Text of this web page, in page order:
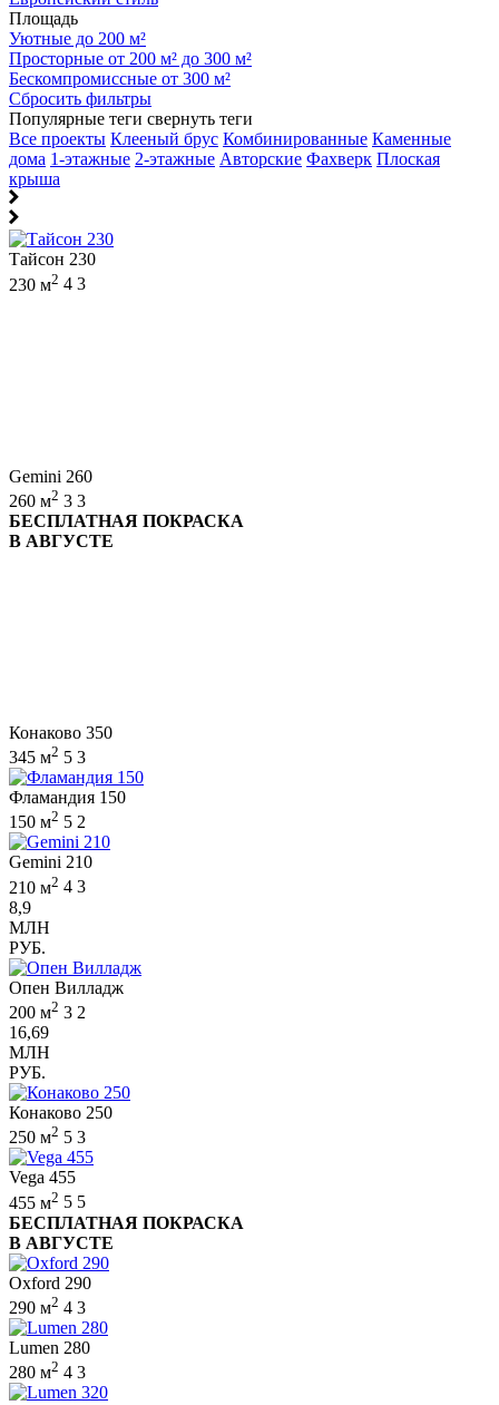
Площадь
Уютные до 200 м²
Просторные от 200 м² до 300 м²
Бескомпромиссные от 300 м²
Сбросить фильтры
Популярные теги свернуть теги
Все проекты Клееный брус Комбинированные Каменные
дома 1-этажные 2-этажные Авторские Фахверк Плоская
крыша
Тайсон 230
230 м2 4 3
Gemini 260
260 м2 3 3
БЕСПЛАТНАЯ ПОКРАСКА
В АВГУСТЕ
Конаково 350
345 м2 5 3
Фламандия 150
150 м2 5 2
Gemini 210
210 м2 4 3
8,9
МЛН
РУБ.
Опен Вилладж
200 м2 3 2
16,69
МЛН
РУБ.
Конаково 250
250 м2 5 3
Vega 455
455 м2 5 5
БЕСПЛАТНАЯ ПОКРАСКА
В АВГУСТЕ
Oxford 290
290 м2 4 3
Lumen 280
280 м2 4 3